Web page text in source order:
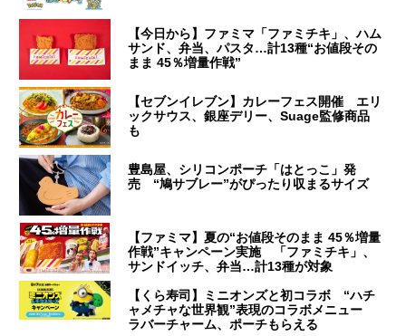
【今日から】ファミマ「ファミチキ」、ハム
サンド、弁当、パスタ…計13種“お値段その
まま 45％増量作戦”
【セブンイレブン】カレーフェス開催 エリ
ックサウス、銀座デリー、Suage監修商品
も
豊島屋、シリコンポーチ「はとっこ」発
売 “鳩サブレー”がぴったり収まるサイズ
【ファミマ】夏の“お値段そのまま 45％増量
作戦”キャンペーン実施 「ファミチキ」、
サンドイッチ、弁当…計13種が対象
【くら寿司】ミニオンズと初コラボ “ハチ
ャメチャな世界観”表現のコラボメニュー
ラバーチャーム、ポーチもらえる